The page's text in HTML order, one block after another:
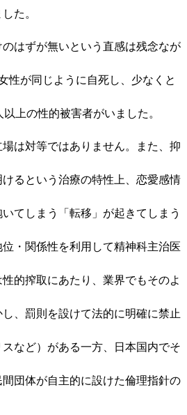
た。
はずが無いという直感は残念なが
性が同じように自死し、少なくと
上の性的被害者がいました。
は対等ではありません。また、抑
るという治療の特性上、恋愛感情
てしまう「転移」が起きてしまう
・関係性を利用して精神科主治医
的搾取にあたり、業界でもそのよ
、罰則を設けて法的に明確に禁止
など）がある一方、日本国内でそ
団体が自主的に設けた倫理指針の